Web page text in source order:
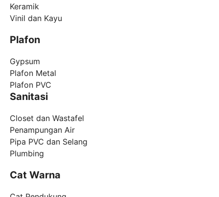
Keramik
Vinil dan Kayu
Plafon
Gypsum
Plafon Metal
Plafon PVC
Sanitasi
Closet dan Wastafel
Penampungan Air
Pipa PVC dan Selang
Plumbing
Cat Warna